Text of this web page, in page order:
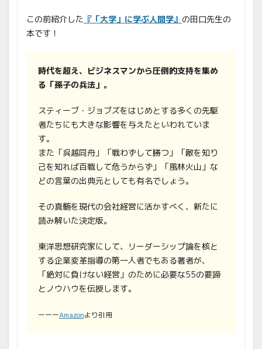
この前紹介した 『「大学」に学ぶ人間学』 の田口先生の
本です！
時代を超え、ビジネスマンから圧倒的支持を集め
る「孫子の兵法」。
スティーブ・ジョブズをはじめとする多くの先駆
者たちにも大きな影響を与えたといわれていま
す。
また「呉越同舟」「戦わずして勝つ」「敵を知り
己を知れば百戦して危うからず」「風林火山」な
どの言葉の出典元としても有名でしょう。
その真髄を現代の会社経営に活かすべく、新たに
読み解いた決定版。
東洋思想研究家にして、リーダーシップ論を核と
する企業変革指導の第一人者でもある著者が、
「絶対に負けない経営」のために必要な55の要諦
とノウハウを伝授します。
ーーーAmazonより引用